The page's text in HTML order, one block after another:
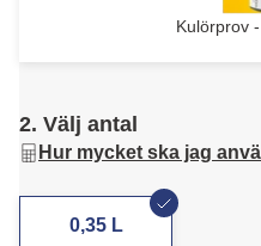
Kulörprov
2. Välj antal
Hur mycket ska jag
0,35 L